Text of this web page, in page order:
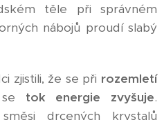
těle při správném
nábojů proudí slabý
zjistili, že se při rozemletí
tok energie zvyšuje.
drcených krystalů